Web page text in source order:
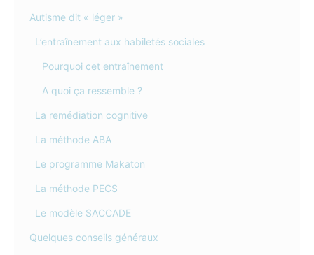
Autisme dit « léger »
L’entraînement aux habiletés sociales
Pourquoi cet entraînement
A quoi ça ressemble ?
La remédiation cognitive
La méthode ABA
Le programme Makaton
La méthode PECS
Le modèle SACCADE
Quelques conseils généraux